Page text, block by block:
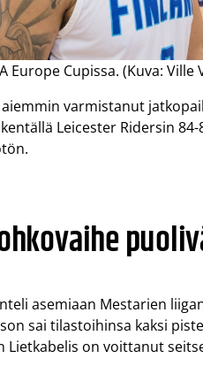
Europe Cupissa. (Kuva: Ville
varmistanut
Leicester Ridersin
asemiaan Mestarien
sai tilastoihinsa kaksi
Lietkabelis on voittanut